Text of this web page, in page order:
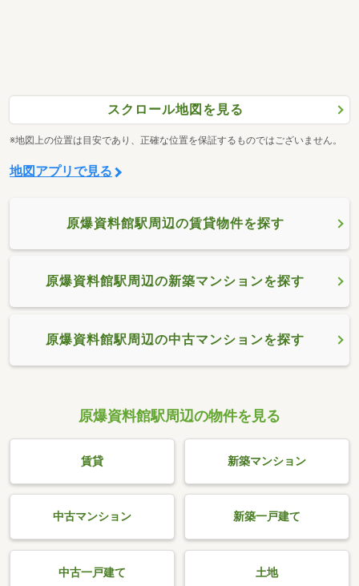
スクロール地図を見る
※地図上の位置は目安であり、正確な位置を保証するものではございません。
地図アプリで見る
原爆資料館駅周辺の賃貸物件を探す
原爆資料館駅周辺の新築マンションを探す
原爆資料館駅周辺の中古マンションを探す
原爆資料館駅周辺の物件を見る
賃貸 新築マンション
中古マンション 新築一戸建て
中古一戸建て 土地